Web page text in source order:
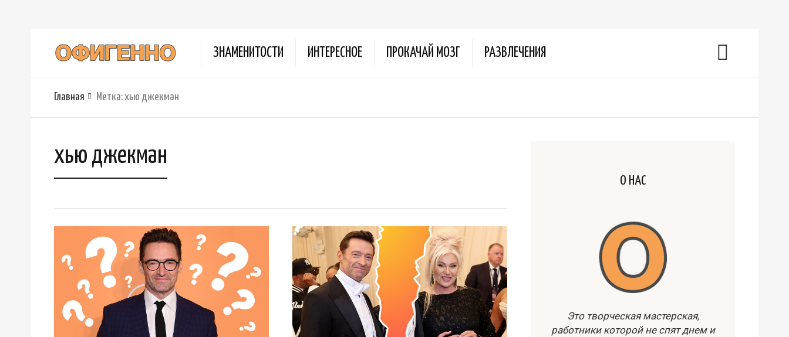
ЗНАМЕНИТОСТИ ИНТЕРЕСНОЕ ПРОКАЧАЙ МОЗГ РАЗВЛЕЧЕНИЯ
Главная Метка:хью джекман
хью джекман
О НАС
Это творческая мастерская,
работники которой не спят днем и